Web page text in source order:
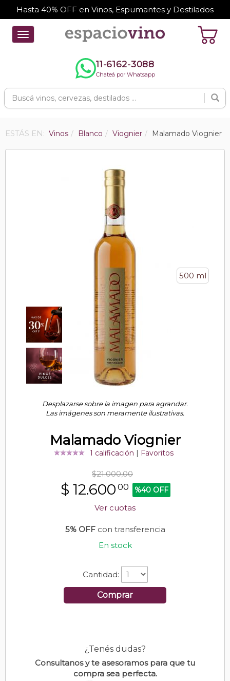
Hasta 40% OFF en Vinos, Espumantes y Destilados
Toggle
navigation
11-6162-3088
Chateá por Whatsapp
ESTÁS EN: Vinos Blanco Viognier Malamado Viognier
500 ml
Desplazarse sobre la imagen para agrandar.
Las imágenes son meramente ilustrativas.
Malamado Viognier
1 calificación Favoritos
$21.000,00
$ 12.600 00 %40 OFF
Ver cuotas
5% OFFcon transferencia
En stock
Cantidad:
Comprar
¿Tenés dudas?
Consultanos y te asesoramos para que tu
compra sea perfecta.